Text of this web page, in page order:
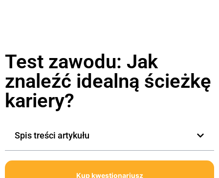
Test zawodu: Jak
znaleźć idealną ścieżkę
kariery?
Spis treści artykułu
Kup kwestionariusz